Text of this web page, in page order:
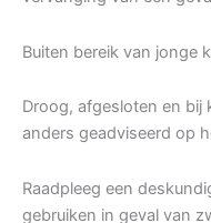
Buiten bereik van jonge
Droog, afgesloten en bij
anders geadviseerd op
Raadpleeg een
gebruiken in geval van